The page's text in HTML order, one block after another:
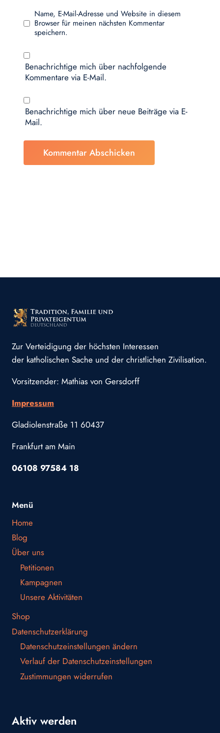
Name, E-Mail-Adresse und Website in diesem
Browser für meinen nächsten Kommentar
speichern.
Benachrichtige mich über nachfolgende
Kommentare via E-Mail.
Benachrichtige mich über neue Beiträge via E-
Mail.
Zur Verteidigung der höchsten Interessen
der katholischen Sache und der christlichen Zivilisation.
Vorsitzender: Mathias von Gersdorff
Impressum
Gladiolenstraße 11 60437
Frankfurt am Main
06108 97584 18
Menü
Home
Blog
Über uns
Petitionen
Kampagnen
Unsere Aktivitäten
Shop
Datenschutzerklärung
Datenschutzeinstellungen ändern
Verlauf der Datenschutzeinstellungen
Zustimmungen widerrufen
Aktiv werden